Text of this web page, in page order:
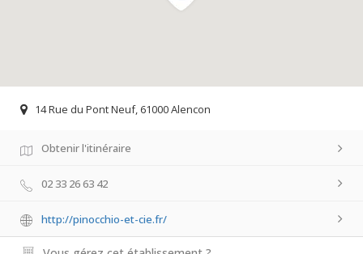
14 Rue du Pont Neuf, 61000 Alencon
Obtenir l'itinéraire
02 33 26 63 42
http://pinocchio-et-cie.fr/